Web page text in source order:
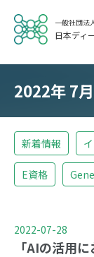
一般社団法
日本ディ
2022年 7
新着情報
E資格
2022-07-28
「AIの活用